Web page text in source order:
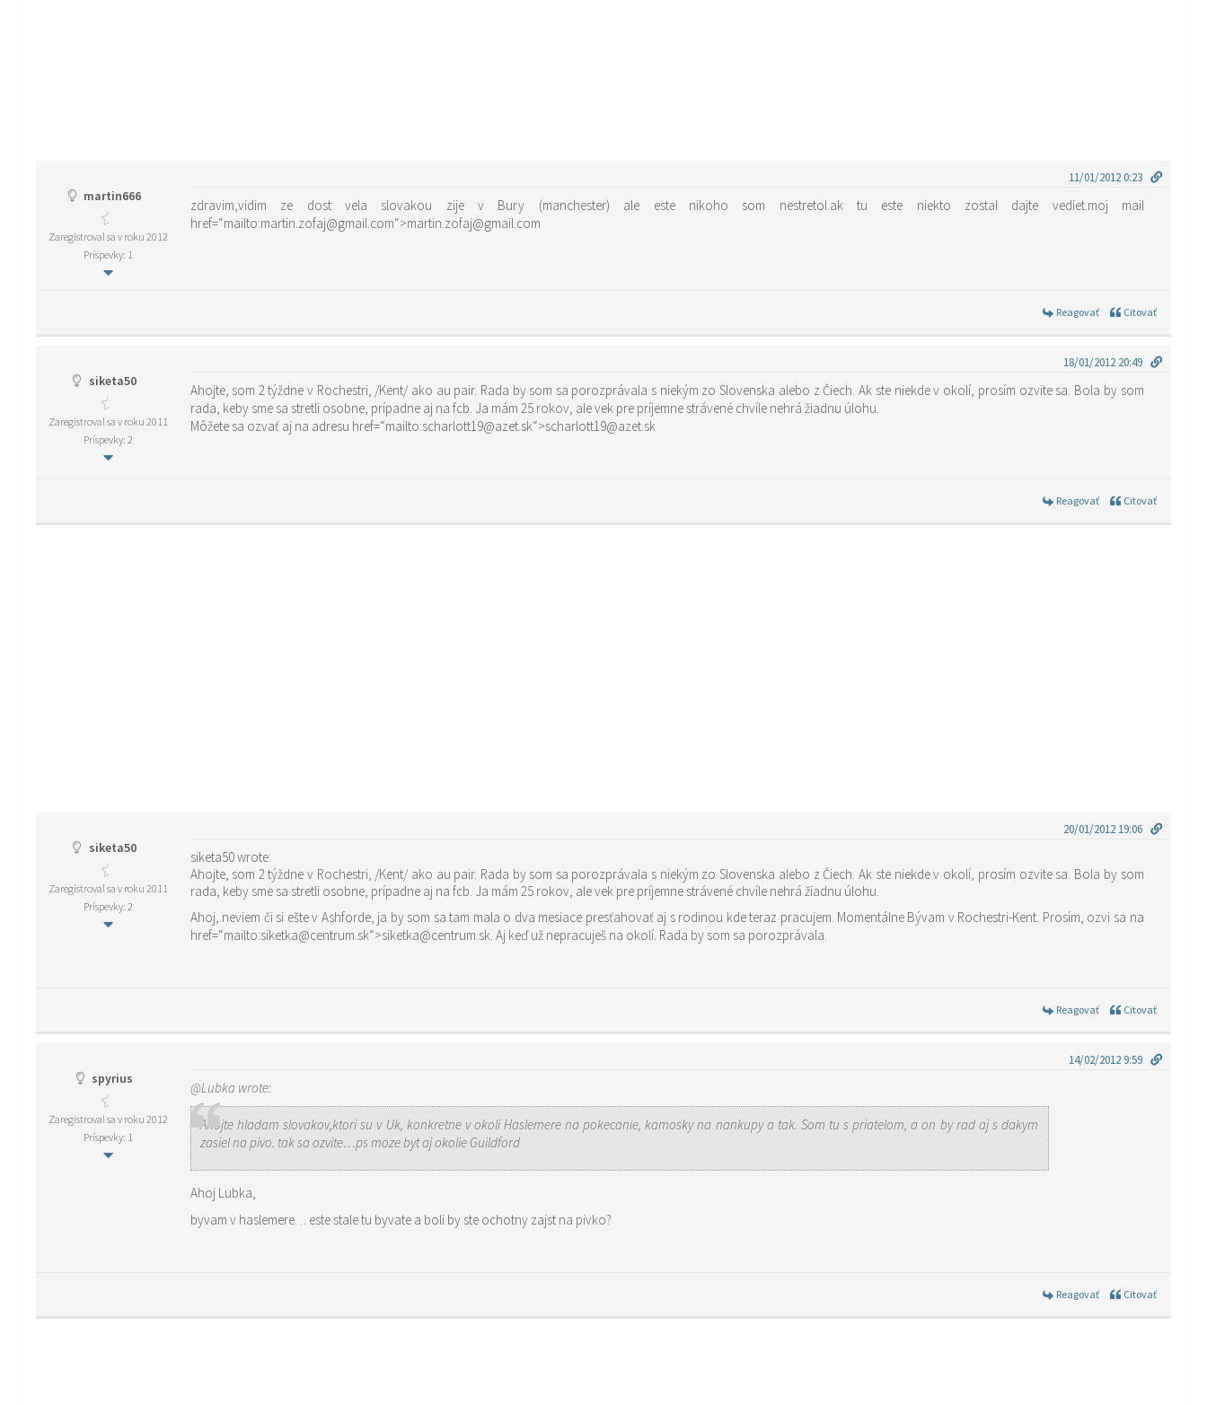
martin666
Zaregistroval sa v roku 2012
Príspevky: 1
11/01/2012 0:23
zdravim,vidim ze dost vela slovakou zije v Bury (manchester) ale este nikoho som nestretol.ak tu este niekto zostal dajte vediet.moj mail
href=“mailto:martin.zofaj@gmail.com“>martin.zofaj@gmail.com
Reagovať Citovať
siketa50
Zaregistroval sa v roku 2011
Príspevky: 2
18/01/2012 20:49
Ahojte, som 2 týždne v Rochestri, /Kent/ ako au pair. Rada by som sa porozprávala s niekým zo Slovenska alebo z Čiech. Ak ste niekde v okolí, prosím ozvite sa. Bola by som
rada, keby sme sa stretli osobne, prípadne aj na fcb. Ja mám 25 rokov, ale vek pre príjemne strávené chvíle nehrá žiadnu úlohu.
Môžete sa ozvať aj na adresu href=“mailto:scharlott19@azet.sk“>scharlott19@azet.sk
Reagovať Citovať
siketa50
Zaregistroval sa v roku 2011
Príspevky: 2
20/01/2012 19:06
siketa50 wrote:
Ahojte, som 2 týždne v Rochestri, /Kent/ ako au pair. Rada by som sa porozprávala s niekým zo Slovenska alebo z Čiech. Ak ste niekde v okolí, prosím ozvite sa. Bola by som
rada, keby sme sa stretli osobne, prípadne aj na fcb. Ja mám 25 rokov, ale vek pre príjemne strávené chvíle nehrá žiadnu úlohu.
Ahoj, neviem či si ešte v Ashforde, ja by som sa tam mala o dva mesiace presťahovať aj s rodinou kde teraz pracujem. Momentálne Bývam v Rochestri-Kent. Prosím, ozvi sa na
href=“mailto:siketka@centrum.sk“>siketka@centrum.sk. Aj keď už nepracuješ na okolí. Rada by som sa porozprávala.
Reagovať Citovať
spyrius
Zaregistroval sa v roku 2012
Príspevky: 1
14/02/2012 9:59
@Lubka wrote:
Ahojte hladam slovakov,ktori su v Uk, konkretne v okoli Haslemere na pokecanie, kamosky na nankupy a tak. Som tu s priatelom, a on by rad aj s dakym
zasiel na pivo. tak sa ozvite…ps moze byt aj okolie Guildford
Ahoj Lubka,
byvam v haslemere… este stale tu byvate a boli by ste ochotny zajst na pivko?
Reagovať Citovať